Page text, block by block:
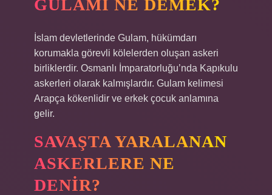
GULAMI NE DEMEK?
İslam devletlerinde Gulam, hükümdarı
korumakla görevli kölelerden oluşan askeri
birliklerdir. Osmanlı İmparatorluğu’nda Kapıkulu
askerleri olarak kalmışlardır. Gulam kelimesi
Arapça kökenlidir ve erkek çocuk anlamına
gelir.
SAVAŞTA YARALANAN
ASKERLERE NE
DENIR?